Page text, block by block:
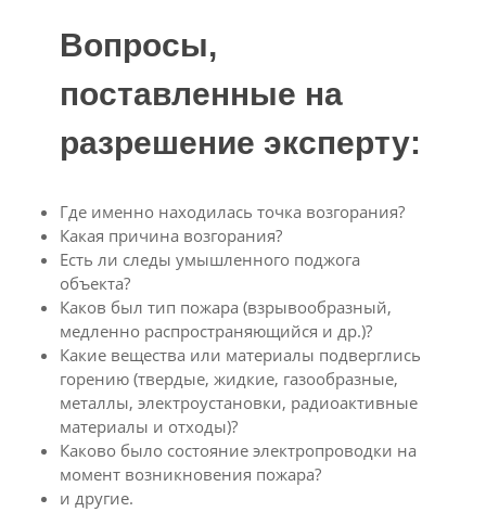
Вопросы,
поставленные на
разрешение эксперту:
Где именно находилась точка возгорания?
Какая причина возгорания?
Есть ли следы умышленного поджога
объекта?
Каков был тип пожара (взрывообразный,
медленно распространяющийся и др.)?
Какие вещества или материалы подверглись
горению (твердые, жидкие, газообразные,
металлы, электроустановки, радиоактивные
материалы и отходы)?
Каково было состояние электропроводки на
момент возникновения пожара?
и другие.